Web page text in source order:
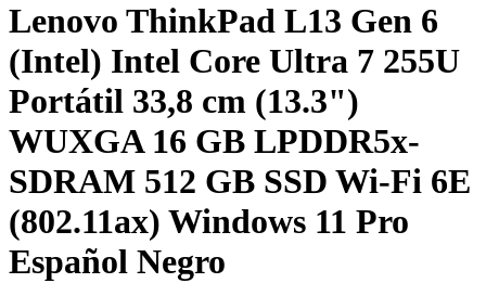
Lenovo ThinkPad L13 Gen 6
(Intel) Intel Core Ultra 7 255U
Portátil 33,8 cm (13.3")
WUXGA 16 GB LPDDR5x-
SDRAM 512 GB SSD Wi-Fi 6E
(802.11ax) Windows 11 Pro
Español Negro